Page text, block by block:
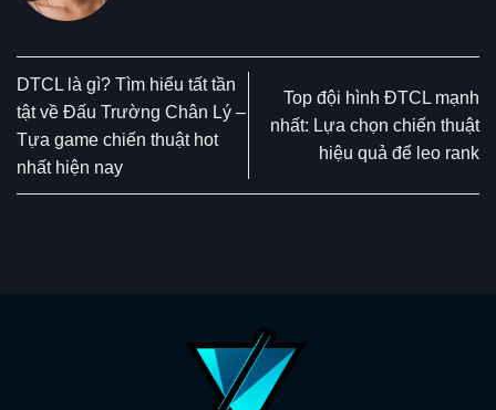
DTCL là gì? Tìm hiểu tất tần
tật về Đấu Trường Chân Lý –
Tựa game chiến thuật hot
nhất hiện nay
Top đội hình ĐTCL mạnh
nhất: Lựa chọn chiến thuật
hiệu quả để leo rank